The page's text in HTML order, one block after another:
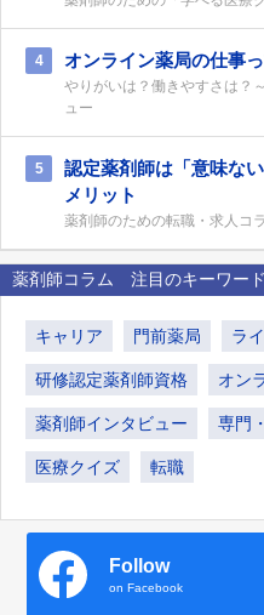
4 オンライン薬局の仕事
やりがいは？働きやすさは？
ュー
5
認定薬剤師は「意味な
メリット
薬剤師のための転職・求人コ
薬剤師コラム 注目のキーワード
キャリア 門前薬局 ラ
研修認定薬剤師資格 オン
薬剤師インタビュー 専門
医療クイズ 転職
Follow
on Facebook